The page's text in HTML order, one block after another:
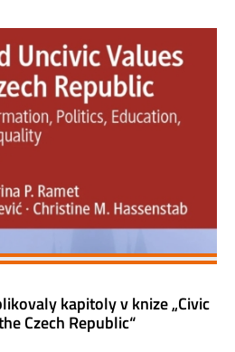
kapitoly v knize „Civic
Czech Republic“